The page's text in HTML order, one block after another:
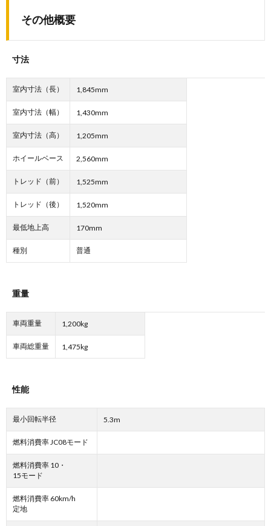
その他概要
寸法
室内寸法（長） 1,845mm
室内寸法（幅） 1,430mm
室内寸法（高） 1,205mm
ホイールベース 2,560mm
トレッド（前） 1,525mm
トレッド（後） 1,520mm
最低地上高 170mm
種別 普通
重量
車両重量 1,200kg
車両総重量 1,475kg
性能
最小回転半径 5.3m
燃料消費率 JC08モード
燃料消費率 10・
15モード
燃料消費率 60km/h
定地